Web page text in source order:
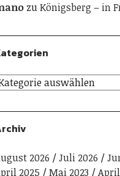
zuKönigsberg – in
2026 Juli 2026
2025
Mai 2023 April